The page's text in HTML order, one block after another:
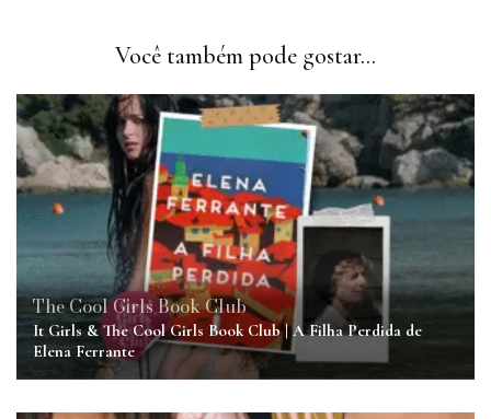
Você também pode gostar...
The Cool Girls Book Club
It Girls & The Cool Girls Book Club | A Filha Perdida de
Elena Ferrante